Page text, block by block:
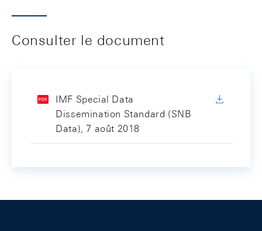
Consulter le document
IMF Special Data
Dissemination Standard (SNB
Data), 7 août 2018